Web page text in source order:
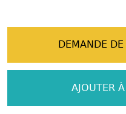
DEMANDE
AJOUTER